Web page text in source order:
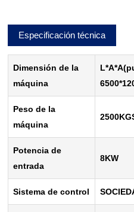
Especificación técnica
Dimensión de la
máquina
Peso de la
máquina
Potencia de
entrada
8KW
Sistema de control